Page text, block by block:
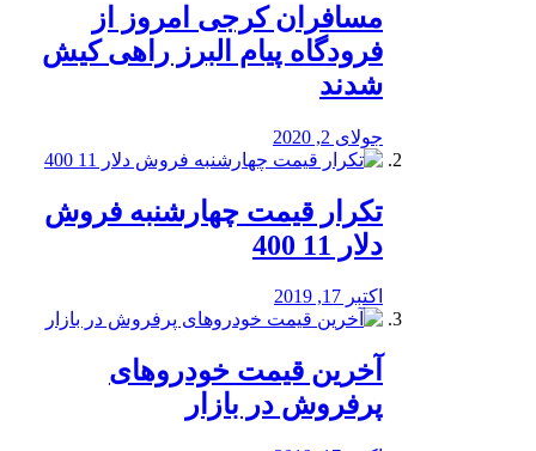
مسافران کرجی امروز از
فرودگاه پیام البرز راهی کیش
شدند
جولای 2, 2020
تکرار قیمت چهارشنبه فروش
دلار 11 400
اکتبر 17, 2019
آخرین قیمت خودرو‌های
پرفروش در بازار